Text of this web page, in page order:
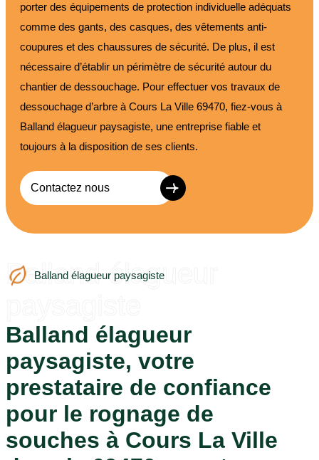
porter des équipements de protection individuelle adéquats
comme des gants, des casques, des vêtements anti-
coupures et des chaussures de sécurité. De plus, il est
nécessaire d’établir un périmètre de sécurité autour du
chantier de dessouchage. Pour effectuer vos travaux de
dessouchage d’arbre à Cours La Ville 69470, fiez-vous à
Balland élagueur paysagiste, une entreprise fiable et
toujours à la disposition de ses clients.
Contactez nous
Balland élagueur paysagiste
Balland élagueur
Balland élagueur
paysagiste, votre
prestataire de confiance
pour le rognage de
souches à Cours La Ville